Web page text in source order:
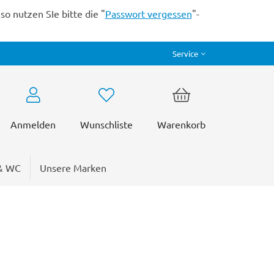
nutzen SIe bitte die "Passwort vergessen"-
Service
Anmelden Wunschliste Warenkorb
WC Unsere Marken